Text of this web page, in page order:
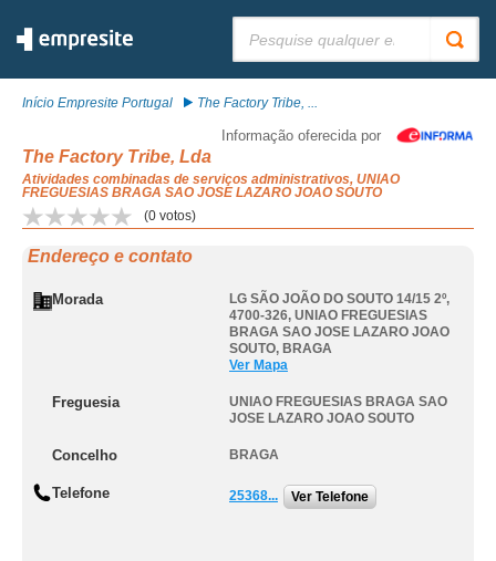
Início Empresite Portugal The Factory Tribe, ...
Informação oferecida por
The Factory Tribe, Lda
Atividades combinadas de serviços administrativos, UNIAO
FREGUESIAS BRAGA SAO JOSE LAZARO JOAO SOUTO
(0 votos)
Endereço e contato
Morada
LG SÃO JOÃO DO SOUTO 14/15 2º,
4700-326, UNIAO FREGUESIAS
BRAGA SAO JOSE LAZARO JOAO
SOUTO, BRAGA
Ver Mapa
Freguesia
UNIAO FREGUESIAS BRAGA SAO
JOSE LAZARO JOAO SOUTO
Concelho BRAGA
Telefone 25368... Ver Telefone